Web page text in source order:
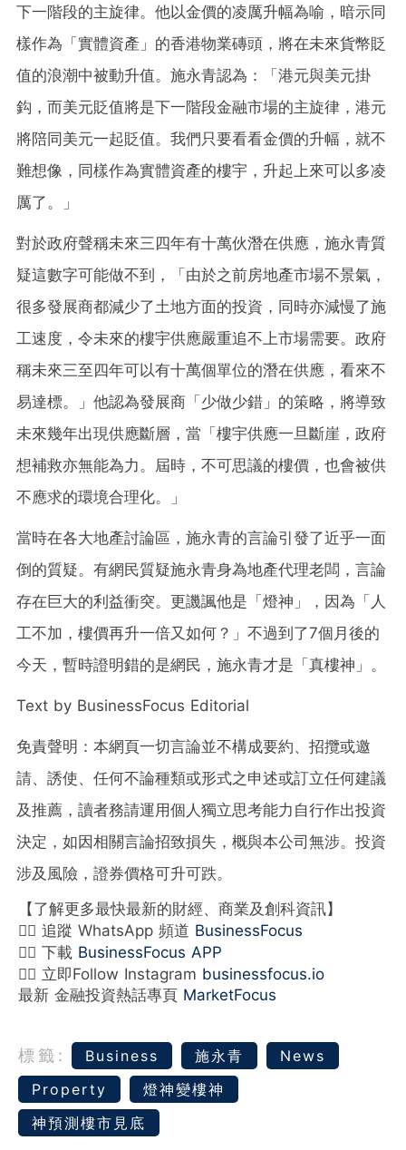
下一階段的主旋律。他以金價的凌厲升幅為喻，暗示同
樣作為「實體資產」的香港物業磚頭，將在未來貨幣貶
值的浪潮中被動升值。施永青認為：「港元與美元掛
鈎，而美元貶值將是下一階段金融市場的主旋律，港元
將陪同美元一起貶值。我們只要看看金價的升幅，就不
難想像，同樣作為實體資產的樓宇，升起上來可以多凌
厲了。」
對於政府聲稱未來三四年有十萬伙潛在供應，施永青質
疑這數字可能做不到，「由於之前房地產市場不景氣，
很多發展商都減少了土地方面的投資，同時亦減慢了施
工速度，令未來的樓宇供應嚴重追不上市場需要。政府
稱未來三至四年可以有十萬個單位的潛在供應，看來不
易達標。」他認為發展商「少做少錯」的策略，將導致
未來幾年出現供應斷層，當「樓宇供應一旦斷崖，政府
想補救亦無能為力。屆時，不可思議的樓價，也會被供
不應求的環境合理化。」
當時在各大地產討論區，施永青的言論引發了近乎一面
倒的質疑。有網民質疑施永青身為地產代理老闆，言論
存在巨大的利益衝突。更譏諷他是「燈神」，因為「人
工不加，樓價再升一倍又如何？」不過到了7個月後的
今天，暫時證明錯的是網民，施永青才是「真樓神」。
Text by BusinessFocus Editorial
免責聲明：本網頁一切言論並不構成要約、招攬或邀
請、誘使、任何不論種類或形式之申述或訂立任何建議
及推薦，讀者務請運用個人獨立思考能力自行作出投資
決定，如因相關言論招致損失，概與本公司無涉。投資
涉及風險，證券價格可升可跌。
【了解更多最快最新的財經、商業及創科資訊】
👉🏻 追蹤 WhatsApp 頻道 BusinessFocus
👉🏻 下載 BusinessFocus APP
👉🏻 立即Follow Instagram businessfocus.io
最新 金融投資熱話專頁 MarketFocus
標籤: Business 施永青
News
Property
燈神變樓神
神預測樓市見底